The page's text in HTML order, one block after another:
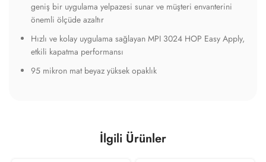
geniş bir uygulama yelpazesi sunar ve müşteri envanterini
önemli ölçüde azaltır
Hızlı ve kolay uygulama sağlayan MPI 3024 HOP Easy Apply,
etkili kapatma performansı
95 mikron mat beyaz yüksek opaklık
İlgili Ürünler